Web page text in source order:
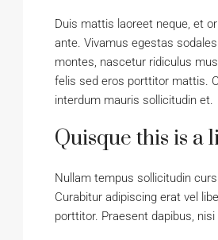
Duis mattis laoreet neque, et
ante. Vivamus egestas
montes, nascetur ridiculus
felis sed eros porttitor mattis.
interdum mauris sollicitudin et.
Quisque this is a
Nullam tempus sollicitudin
Curabitur adipiscing erat vel
porttitor. Praesent dapibus,